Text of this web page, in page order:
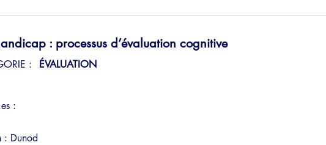
: processus d’évaluation cognitive
: ÉVALUATION
:
: Dunod